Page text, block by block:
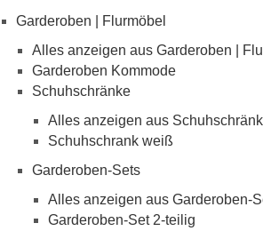
Garderoben | Flurmöbel
Alles anzeigen aus Garderoben |
Garderoben Kommode
Schuhschränke
Alles anzeigen aus
Schuhschrank weiß
Garderoben-Sets
Alles anzeigen aus Garderoben-
Garderoben-Set 2-teilig